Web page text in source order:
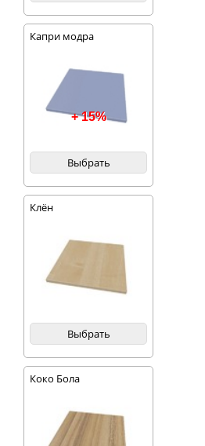
Капри модра
+ 15%
Выбрать
Клён
Выбрать
Коко Бола